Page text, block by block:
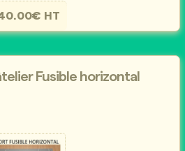
HT
Fusible horizontal